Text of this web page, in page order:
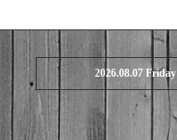
2026.08.07 Friday